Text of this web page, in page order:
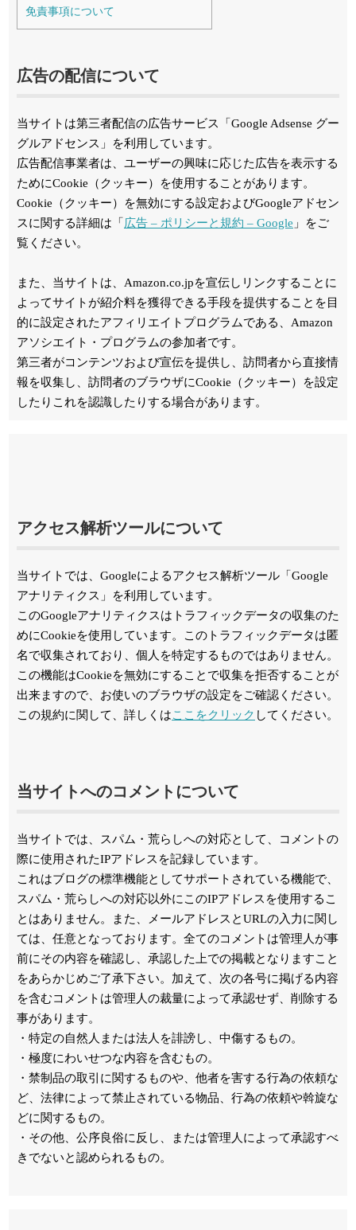
免責事項について
広告の配信について
当サイトは第三者配信の広告サービス「Google Adsense グー
グルアドセンス」を利用しています。
広告配信事業者は、ユーザーの興味に応じた広告を表示する
ためにCookie（クッキー）を使用することがあります。
Cookie（クッキー）を無効にする設定およびGoogleアドセン
スに関する詳細は「 広告 – ポリシーと規約 – Google 」をご
覧ください。
また、当サイトは、Amazon.co.jpを宣伝しリンクすることに
よってサイトが紹介料を獲得できる手段を提供することを目
的に設定されたアフィリエイトプログラムである、Amazon
アソシエイト・プログラムの参加者です。
第三者がコンテンツおよび宣伝を提供し、訪問者から直接情
報を収集し、訪問者のブラウザにCookie（クッキー）を設定
したりこれを認識したりする場合があります。
アクセス解析ツールについて
当サイトでは、Googleによるアクセス解析ツール「Google
アナリティクス」を利用しています。
このGoogleアナリティクスはトラフィックデータの収集のた
めにCookieを使用しています。このトラフィックデータは匿
名で収集されており、個人を特定するものではありません。
この機能はCookieを無効にすることで収集を拒否することが
出来ますので、お使いのブラウザの設定をご確認ください。
この規約に関して、詳しくはここをクリック してください。
当サイトへのコメントについて
当サイトでは、スパム・荒らしへの対応として、コメントの
際に使用されたIPアドレスを記録しています。
これはブログの標準機能としてサポートされている機能で、
スパム・荒らしへの対応以外にこのIPアドレスを使用するこ
とはありません。また、メールアドレスとURLの入力に関し
ては、任意となっております。全てのコメントは管理人が事
前にその内容を確認し、承認した上での掲載となりますこと
をあらかじめご了承下さい。加えて、次の各号に掲げる内容
を含むコメントは管理人の裁量によって承認せず、削除する
事があります。
・特定の自然人または法人を誹謗し、中傷するもの。
・極度にわいせつな内容を含むもの。
・禁制品の取引に関するものや、他者を害する行為の依頼な
ど、法律によって禁止されている物品、行為の依頼や斡旋な
どに関するもの。
・その他、公序良俗に反し、または管理人によって承認すべ
きでないと認められるもの。